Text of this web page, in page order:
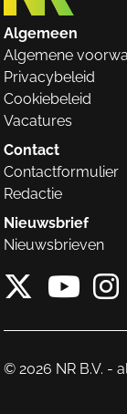
Algemeen
Algemene
Privacybeleid
Cookiebeleid
Vacatures
Contact
Contactformulier
Redactie
Nieuwsbrief
Nieuwsbrieven
X van
© 2026 NR B.V. -